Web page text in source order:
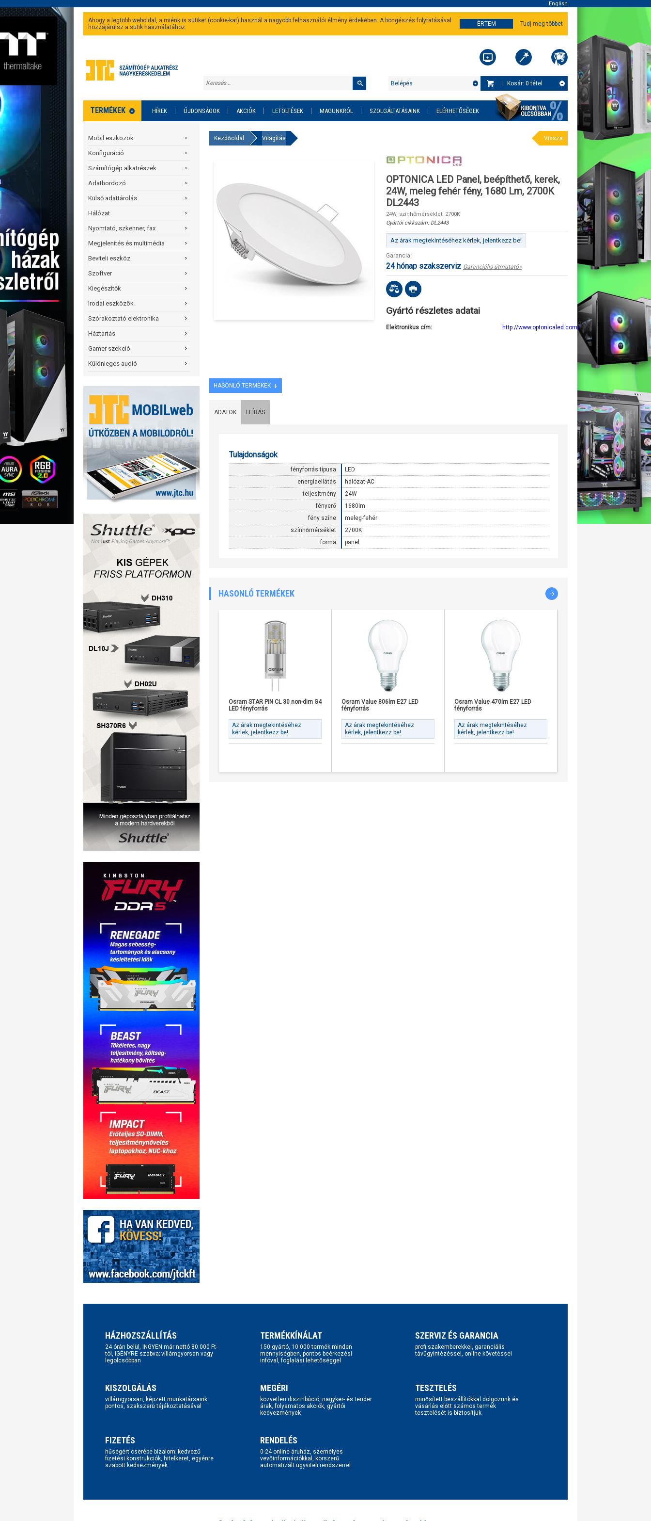
English
Ahogy a legtöbb weboldal, a miénk is sütiket (cookie-kat) használ a nagyobb felhasználói élmény érdekében. A böngészés folytatásával
hozzájárulsz a sütik használatához.
ÉRTEM Tudj meg többet
Kosár: 0 tétel
Belépés
TERMÉKEK HÍREK ÚJDONSÁGOK AKCIÓK LETÖLTÉSEK MAGUNKRÓL SZOLGÁLTATÁSAINK ELÉRHETŐSÉGEK
Mobil eszközök
Konfiguráció
Számítógép alkatrészek
Adathordozó
Külső adattárolás
Hálózat
Nyomtató, szkenner, fax
Megjelenítés és multimédia
Beviteli eszköz
Szoftver
Kiegészítők
Irodai eszközök
Szórakoztató elektronika
Háztartás
Gamer szekció
Különleges audió
Kezdőoldal Világítás Vissza
OPTONICA LED Panel, beépíthető, kerek,
24W, meleg fehér fény, 1680 Lm, 2700K
DL2443
24W, színhőmérséklet: 2700K
Gyártói cikkszám: DL2443
Az árak megtekintéséhez kérlek, jelentkezz be!
Garancia:
24 hónap szakszerviz Garanciális útmutató»
Gyártó részletes adatai
Elektronikus cím: http://www.optonicaled.com/
HASONLÓ TERMÉKEK
ADATOK LEÍRÁS
Tulajdonságok
fényforrás típusa
LED
energiaellátás
hálózat-AC
teljesítmény
24W
fényerő
1680lm
fény színe
meleg-fehér
színhőmérséklet
2700K
forma
panel
HASONLÓ TERMÉKEK
Osram STAR PIN CL 30 non-dim G4
LED fényforrás
Az árak megtekintéséhez
kérlek, jelentkezz be!
Osram Value 806lm E27 LED
fényforrás
Az árak megtekintéséhez
kérlek, jelentkezz be!
Osram Value 470lm E27 LED
fényforrás
Az árak megtekintéséhez
kérlek, jelentkezz be!
HÁZHOZSZÁLLÍTÁS
24 órán belül, INGYEN már nettó 80.000 Ft-
tól, IGÉNYRE szabva; villámgyorsan vagy
legolcsóbban
TERMÉKKÍNÁLAT
150 gyártó, 10.000 termék minden
mennyiségben, pontos beérkezési
infóval, foglalási lehetőséggel
SZERVIZ ÉS GARANCIA
profi szakemberekkel, garanciális
távügyintézéssel, online követéssel
KISZOLGÁLÁS
villámgyorsan, képzett munkatársaink
pontos, szakszerű tájékoztatásával
MEGÉRI
közvetlen disztribúció, nagyker- és tender
árak, folyamatos akciók, gyártói
kedvezmények
TESZTELÉS
minősített beszállítókkal dolgozunk és
vásárlás előtt számos termék
tesztelését is biztosítjuk
FIZETÉS
hűségért cserébe bizalom; kedvező
fizetési konstrukciók, hitelkeret, egyénre
szabott kedvezmények
RENDELÉS
0-24 online áruház, személyes
vevőinformációkkal, korszerű
automatizált ügyviteli rendszerrel